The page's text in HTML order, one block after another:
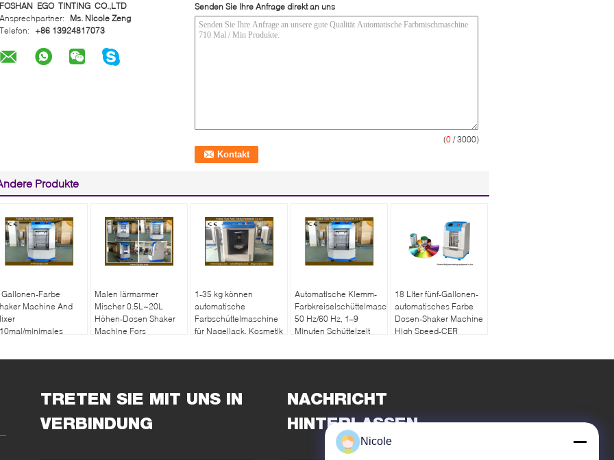
FOSHAN EGO TINTING CO.,LTD
Ansprechpartner:
Ms. Nicole Zeng
Telefon:
+86 13924817073
Senden Sie Ihre Anfrage direkt an uns
(0 / 3000)
Produkte
Farbe
Machine And
minimales
Malen lärmarmer
Mischer 0.5L~20L
Höhen-Dosen Shaker
Machine Fors
1-35 kg können
automatische
Farbschüttelmaschine
für Nagellack, Kosmetik
Automatische Klemm-
Farbkreiselschüttelmaschine
50 Hz/60 Hz, 1–9
Minuten Schüttelzeit
18 Liter fünf-Gallonen-
automatisches Farbe
Dosen-Shaker Machine
High Speed-CER
TRETEN SIE MIT UNS IN
VERBINDUNG
NACHRICHT
HINTERLASSEN
Nicole